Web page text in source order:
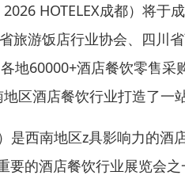
HOTELEX成都）将于
旅游饭店行业协会、四川
地60000+酒店餐饮零售
区酒店餐饮行业打造了
是西南地区z具影响力的酒
的酒店餐饮行业展览会之